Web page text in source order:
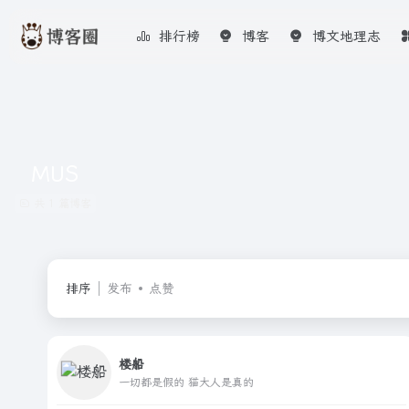
排行榜 博客 博文地理志
排序 发布 点赞
楼船
一切都是假的 猫大人是真的